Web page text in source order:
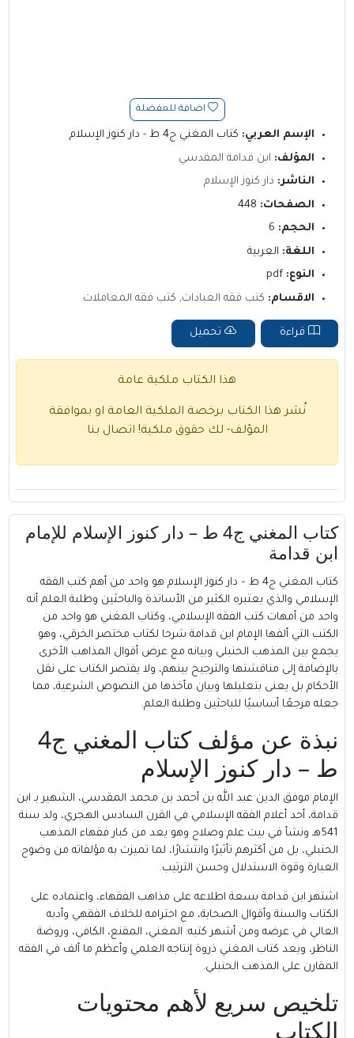
اضافة للمفضلة
الإسم العربي: كتاب المغني ج4 ط - دار كنوز الإسلام
المؤلف: ابن قدامة المقدسي
الناشر: دار كنوز الإسلام
الصفحات:
الحجم:
اللغة: العربية
النوع:
الاقسام: كتب فقه العبادات, كتب فقه المعاملات
قراءة تحميل
هذا الكتاب ملكية عامة
نُشر هذا الكتاب برخصة الملكية العامة او بموافقة
المؤلف- لك حقوق ملكية! اتصال بنا
كتاب المغني ج4 ط – دار كنوز الإسلام للإمام
ابن قدامة
كتاب المغني ج4 ط – دار كنوز الإسلام هو واحد من أهم كتب الفقه
الإسلامي والذي يعتبره الكثير من الأساتذة والباحثين وطلبة العلم أنه
واحد من أمهات كتب الفقه الإسلامي، وكتاب المغني هو واحد من
الكتب التي ألفها الإمام ابن قدامة شرحا لكتاب مختصر الخرقي، وهو
يجمع بين المذهب الحنبلي وبيانه مع عرض أقوال المذاهب الأخرى
بالإضافة إلى مناقشتها والترجيح بينهم، ولا يقتصر الكتاب على نقل
الأحكام بل يعنى بتعليلها وبيان مأخذها من النصوص الشرعية، مما
جعله مرجعًا أساسيًا للباحثين وطلبة العلم.
نبذة عن مؤلف كتاب المغني ج4
ط – دار كنوز الإسلام
الإمام موفق الدين عبد الله بن أحمد بن محمد المقدسي، الشهير بـ ابن
قدامة، أحد أعلام الفقه الإسلامي في القرن السادس الهجري، ولد سنة
541هـ ونشأ في بيت علم وصلاح وهو يعد من كبار فقهاء المذهب
الحنبلي، بل من أكثرهم تأثيرًا وانتشارًا، لما تميزت به مؤلفاته من وضوح
العبارة وقوة الاستدلال وحسن الترتيب.
اشتهر ابن قدامة بسعة اطلاعه على مذاهب الفقهاء، واعتماده على
الكتاب والسنة وأقوال الصحابة، مع احترامه للخلاف الفقهي وأدبه
العالي في عرضه ومن أشهر كتبه: المغني، المقنع، الكافي، وروضة
الناظر، ويعد كتاب المغني ذروة إنتاجه العلمي وأعظم ما ألف في الفقه
المقارن على المذهب الحنبلي.
تلخيص سريع لأهم محتويات
الكتاب